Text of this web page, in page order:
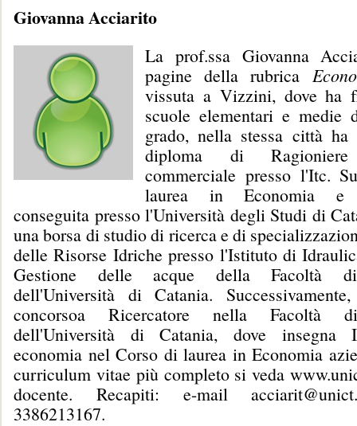
Giovanna Acciarito
La prof.ssa Giovanna
pagine della rubrica
vissuta a Vizzini, dove ha
scuole elementari e
grado, nella stessa città
diploma di
commerciale presso l'Itc.
laurea in Economia e
conseguita presso l'Università degli Studi di
una borsa di studio di ricerca e di
delle Risorse Idriche presso l'Istituto di
Gestione delle acque della Facoltà di
dell'Università di Catania.
concorsoa Ricercatore nella Facoltà
dell'Università di Catania, dove insegna
economia nel Corso di laurea in Economia
curriculum vitae più completo si veda
docente. Recapiti: e-mail
3386213167.